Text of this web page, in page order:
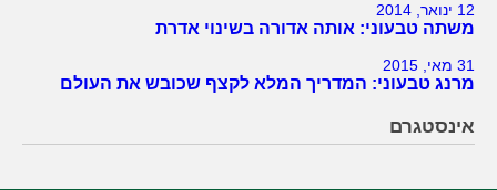
12 ינואר, 2014
משתה טבעוני: אותה אדורה בשינוי אדרת
31 מאי, 2015
מרנג טבעוני: המדריך המלא לקצף שכובש את העולם
אינסטגרם